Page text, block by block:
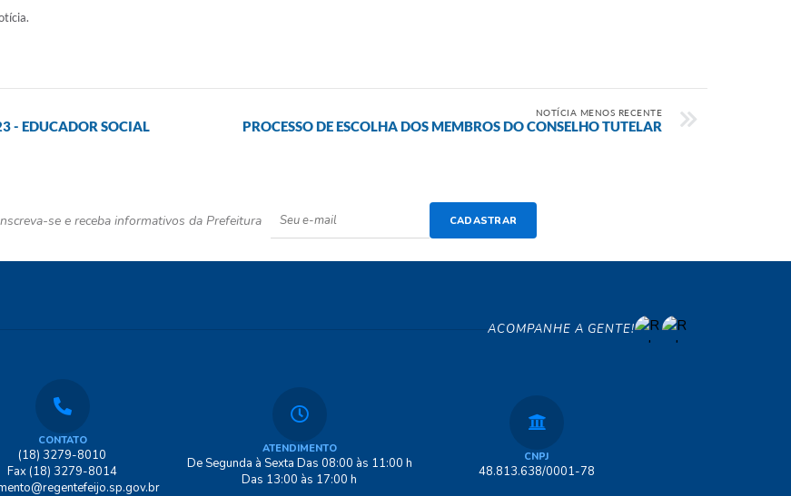
- EDUCADOR SOCIAL
NOTÍCIA MENOS RECENTE
PROCESSO DE ESCOLHA DOS MEMBROS DO CONSELHO TUTELAR
se e receba informativos da Prefeitura CADASTRAR
ACOMPANHE A GENTE!
CONTATO
(18) 3279-8010
Fax (18) 3279-8014
ATENDIMENTO
De Segunda à Sexta Das 08:00 às 11:00 h
Das 13:00 às 17:00 h
CNPJ
48.813.638/0001-78